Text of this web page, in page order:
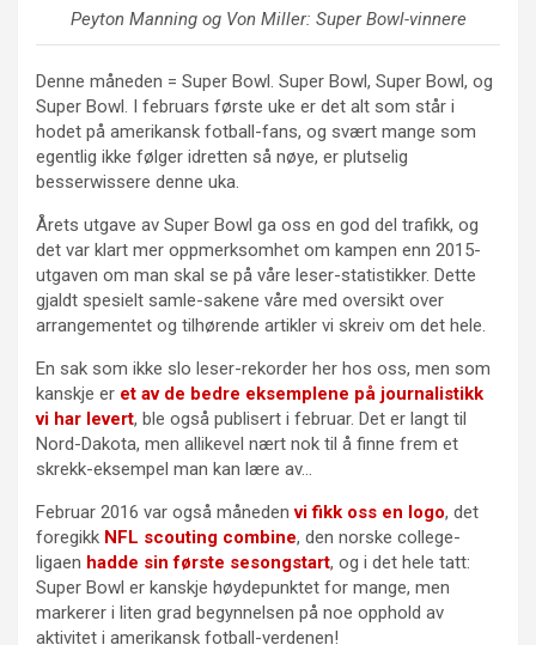
Peyton Manningog Von Miller: Super Bowl-vinnere
Denne måneden = Super Bowl. Super Bowl, Super Bowl, og
Super Bowl. I februars første uke er det alt som står i
hodet på amerikansk fotball-fans, og svært mange som
egentlig ikke følger idretten så nøye, er plutselig
besserwissere denne uka.
Årets utgave av Super Bowl ga oss en god del trafikk, og
det var klart mer oppmerksomhet om kampen enn 2015-
utgaven om man skal se på våre leser-statistikker. Dette
gjaldt spesielt samle-sakene våre med oversikt over
arrangementet og tilhørende artikler vi skreiv om det hele.
En sak som ikke slo leser-rekorder her hos oss, men som
kanskje er et av de bedre eksemplene på journalistikk
vi har levert, ble også publisert i februar. Det er langt til
Nord-Dakota, men allikevel nært nok til å finne frem et
skrekk-eksempel man kan lære av…
Februar 2016 var også månedenvi fikk oss en logo, det
foregikk NFL scouting combine, den norske college-
ligaen hadde sin første sesongstart, og i det hele tatt:
Super Bowl er kanskje høydepunktet for mange, men
markerer i liten grad begynnelsen på noe opphold av
aktivitet i amerikansk fotball-verdenen!